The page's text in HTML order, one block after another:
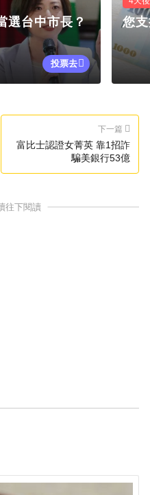
選台中市長？
投票去
您
下一篇
富比士認證女菁英 靠1招詐
騙美銀行53億
往下閱讀